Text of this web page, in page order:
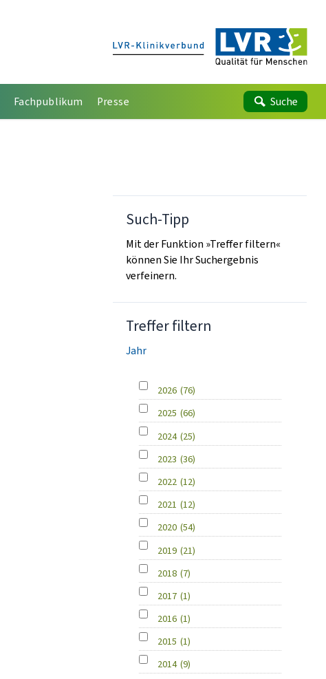
Fachpublikum Presse Suche
Such-Tipp
Mit der Funktion »Treffer filtern«
können Sie Ihr Suchergebnis
verfeinern.
Treffer filtern
Jahr
2026 (76)
2025 (66)
2024 (25)
2023 (36)
2022 (12)
2021 (12)
2020 (54)
2019 (21)
2018 (7)
2017 (1)
2016 (1)
2015 (1)
2014 (9)